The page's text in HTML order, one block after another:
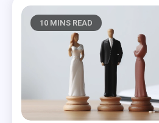
10 MINS READ